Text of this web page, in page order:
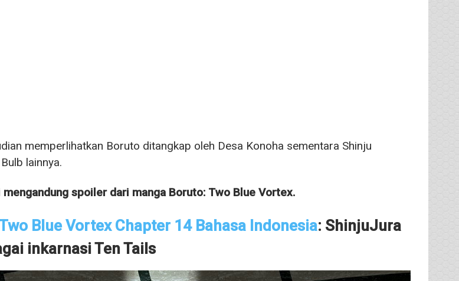
memperlihatkan Boruto ditangkap oleh Desa Konoha sementara Shinju
lainnya.
spoiler dari manga Boruto: Two Blue Vortex.
Blue Vortex Chapter 14 Bahasa Indonesia: ShinjuJura
inkarnasi Ten Tails